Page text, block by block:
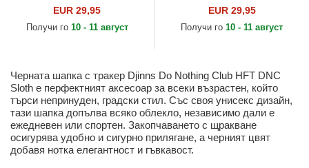
HFT DNC Cherry от Djinns
EUR 29,95
Получи го 10 - 11 август
Club HFT DNC 30th от
Djinns
EUR 29,95
Получи го 10 - 11 август
Черната шапка с тракер Djinns Do Nothing Club HFT DNC
Sloth е перфектният аксесоар за всеки възрастен, който
търси непринуден, градски стил. Със своя унисекс дизайн,
тази шапка допълва всяко облекло, независимо дали е
ежедневен или спортен. Закопчаването с щракване
осигурява удобно и сигурно прилягане, а черният цвят
добавя нотка елегантност и гъвкавост.